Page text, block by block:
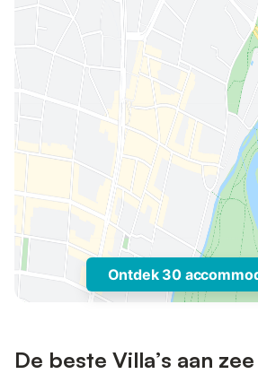
Ontdek 30
De beste Villa’s aan